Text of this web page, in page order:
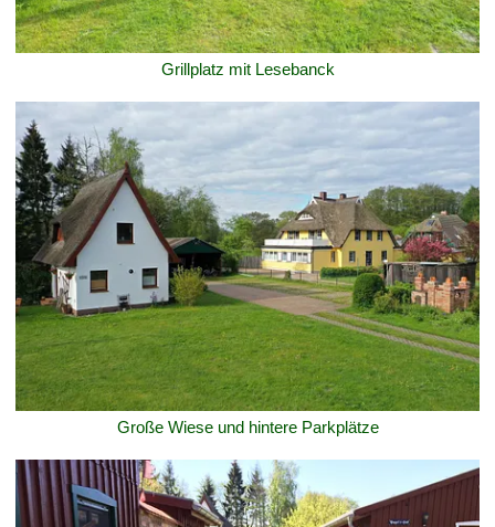
Grillplatz mit Lesebanck
Große Wiese und hintere Parkplätze